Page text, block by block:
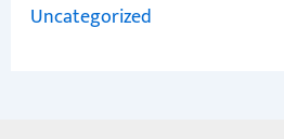
Uncategorized